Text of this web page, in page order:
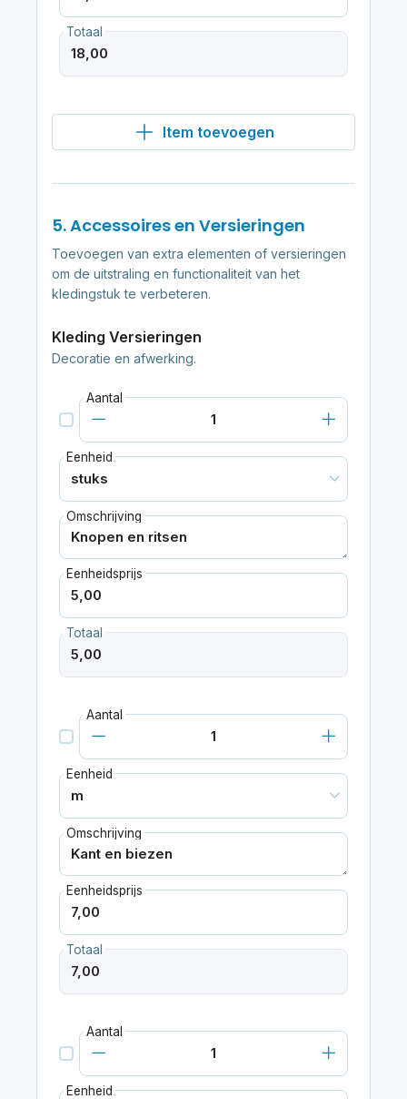
Totaal
Item toevoegen
5. Accessoires en Versieringen
Toevoegen van extra elementen of versieringen
om de uitstraling en functionaliteit van het
kledingstuk te verbeteren.
Kleding Versieringen
Decoratie en afwerking.
Aantal
Eenheid
Omschrijving
Eenheidsprijs
Totaal
Aantal
Eenheid
Omschrijving
Eenheidsprijs
Totaal
Aantal
Eenheid